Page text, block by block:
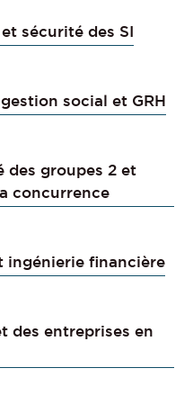
sécurité des SI
social et GRH
des groupes 2 et
concurrence
ingénierie financière
des entreprises en